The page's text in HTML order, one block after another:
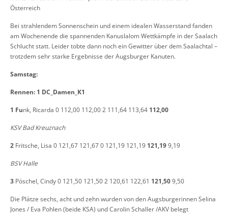
Österreich
Bei strahlendem Sonnenschein und einem idealen Wasserstand fanden
am Wochenende die spannenden Kanuslalom Wettkämpfe in der Saalach
Schlucht statt. Leider tobte dann noch ein Gewitter über dem Saalachtal –
trotzdem sehr starke Ergebnisse der Augsburger Kanuten.
Samstag:
Rennen: 1 DC_Damen_K1
1 Funk, Ricarda 0 112,00 112,00 2 111,64 113,64 112,00
KSV Bad Kreuznach
2 Fritsche, Lisa 0 121,67 121,67 0 121,19 121,19 121,199,19
BSV Halle
3 Pöschel, Cindy 0 121,50 121,50 2 120,61 122,61 121,509,50
Die Plätze sechs, acht und zehn wurden von den Augsburgerinnen Selina
Jones / Eva Pohlen (beide KSA) und Carolin Schaller /AKV belegt